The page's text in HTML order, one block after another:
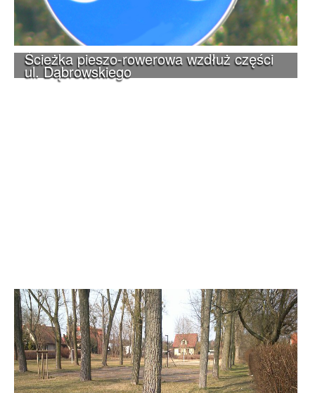
Ścieżka pieszo-rowerowa wzdłuż części
ul. Dąbrowskiego